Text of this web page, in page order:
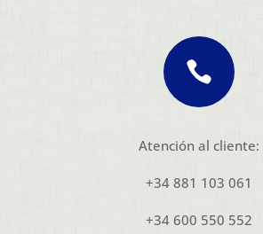

Atención al cliente:
+34 881 103 061
+34 600 550 552